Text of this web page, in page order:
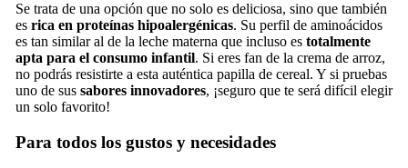
Se trata de una opción que no solo es deliciosa, sino que también
es rica en proteínas hipoalergénicas. Su perfil de aminoácidos
es tan similar al de la leche materna que incluso es totalmente
apta para el consumo infantil. Si eres fan de la crema de arroz,
no podrás resistirte a esta auténtica papilla de cereal. Y si pruebas
uno de sus sabores innovadores, ¡seguro que te será difícil elegir
un solo favorito!
Para todos los gustos y necesidades